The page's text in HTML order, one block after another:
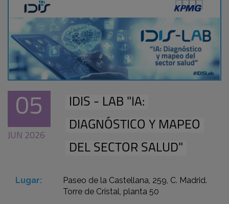
05
JUN 2026
IDIS - LAB "IA:
DIAGNÓSTICO Y MAPEO
DEL SECTOR SALUD"
Lugar:
Paseo de la Castellana, 259, C. Madrid.
Torre de Cristal, planta 50